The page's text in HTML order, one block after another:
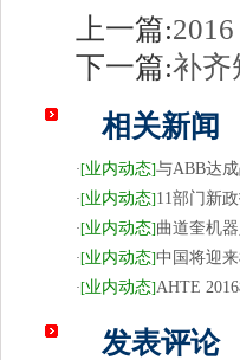
上一篇:
下一篇:补齐
相关新闻
·[业内动态]与ABB达
·[业内动态]11部门新
·[业内动态]曲道奎机
·[业内动态]中国将迎
·[业内动态]AHTE
发表评论